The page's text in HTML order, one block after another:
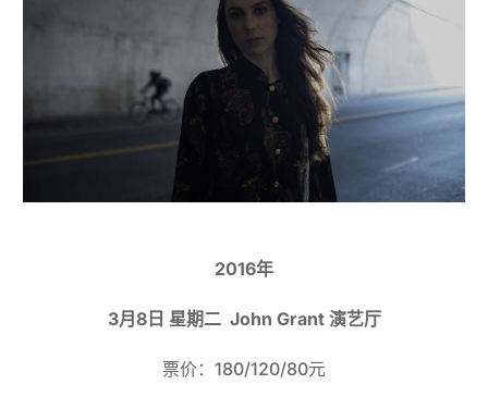
2016年
3月8日 星期二 John Grant 演艺厅
票价：180/120/80元